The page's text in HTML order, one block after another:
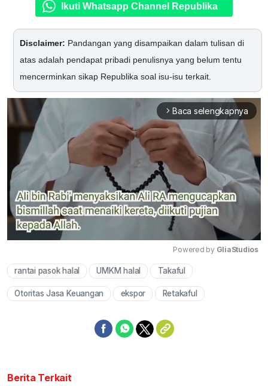
Ikuti Whatsapp Channel Republika
Disclaimer: Pandangan yang disampaikan dalam tulisan di
atas adalah pendapat pribadi penulisnya yang belum tentu
mencerminkan sikap Republika soal isu-isu terkait.
arrow_forward_ios Baca selengkapnya
Powered by GliaStudios
rantai pasok halal UMKM halal Takaful
Otoritas Jasa Keuangan ekspor Retakaful
Berita Terkait